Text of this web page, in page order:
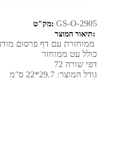
מק"ט: GS-O-2905
תיאור המוצר:
כולל עט ממוחזר
72 דפי שורה
גודל המוצר: 29.7*22 ס"מ